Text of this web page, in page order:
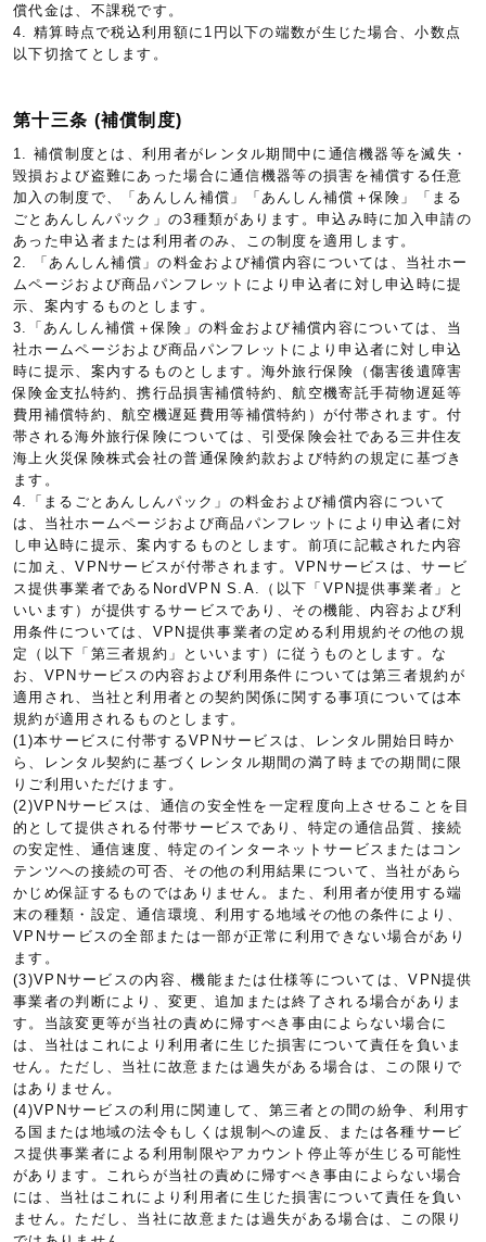
償代金は、不課税です。
4. 精算時点で税込利用額に1円以下の端数が生じた場合、小数点
以下切捨てとします。
第十三条 (補償制度)
1. 補償制度とは、利用者がレンタル期間中に通信機器等を滅失・
毀損および盗難にあった場合に通信機器等の損害を補償する任意
加入の制度で、「あんしん補償」「あんしん補償＋保険」「まる
ごとあんしんパック」の3種類があります。申込み時に加入申請の
あった申込者または利用者のみ、この制度を適用します。
2. 「あんしん補償」の料金および補償内容については、当社ホー
ムページおよび商品パンフレットにより申込者に対し申込時に提
示、案内するものとします。
3.「あんしん補償＋保険」の料金および補償内容については、当
社ホームページおよび商品パンフレットにより申込者に対し申込
時に提示、案内するものとします。海外旅行保険（傷害後遺障害
保険金支払特約、携行品損害補償特約、航空機寄託手荷物遅延等
費用補償特約、航空機遅延費用等補償特約）が付帯されます。付
帯される海外旅行保険については、引受保険会社である三井住友
海上火災保険株式会社の普通保険約款および特約の規定に基づき
ます。
4.「まるごとあんしんパック」の料金および補償内容について
は、当社ホームページおよび商品パンフレットにより申込者に対
し申込時に提示、案内するものとします。前項に記載された内容
に加え、VPNサービスが付帯されます。VPNサービスは、サービ
ス提供事業者であるNordVPN S.A.（以下「VPN提供事業者」と
いいます）が提供するサービスであり、その機能、内容および利
用条件については、VPN提供事業者の定める利用規約その他の規
定（以下「第三者規約」といいます）に従うものとします。な
お、VPNサービスの内容および利用条件については第三者規約が
適用され、当社と利用者との契約関係に関する事項については本
規約が適用されるものとします。
(1)本サービスに付帯するVPNサービスは、レンタル開始日時か
ら、レンタル契約に基づくレンタル期間の満了時までの期間に限
りご利用いただけます。
(2)VPNサービスは、通信の安全性を一定程度向上させることを目
的として提供される付帯サービスであり、特定の通信品質、接続
の安定性、通信速度、特定のインターネットサービスまたはコン
テンツへの接続の可否、その他の利用結果について、当社があら
かじめ保証するものではありません。また、利用者が使用する端
末の種類・設定、通信環境、利用する地域その他の条件により、
VPNサービスの全部または一部が正常に利用できない場合があり
ます。
(3)VPNサービスの内容、機能または仕様等については、VPN提供
事業者の判断により、変更、追加または終了される場合がありま
す。当該変更等が当社の責めに帰すべき事由によらない場合に
は、当社はこれにより利用者に生じた損害について責任を負いま
せん。ただし、当社に故意または過失がある場合は、この限りで
はありません。
(4)VPNサービスの利用に関連して、第三者との間の紛争、利用す
る国または地域の法令もしくは規制への違反、または各種サービ
ス提供事業者による利用制限やアカウント停止等が生じる可能性
があります。これらが当社の責めに帰すべき事由によらない場合
には、当社はこれにより利用者に生じた損害について責任を負い
ません。ただし、当社に故意または過失がある場合は、この限り